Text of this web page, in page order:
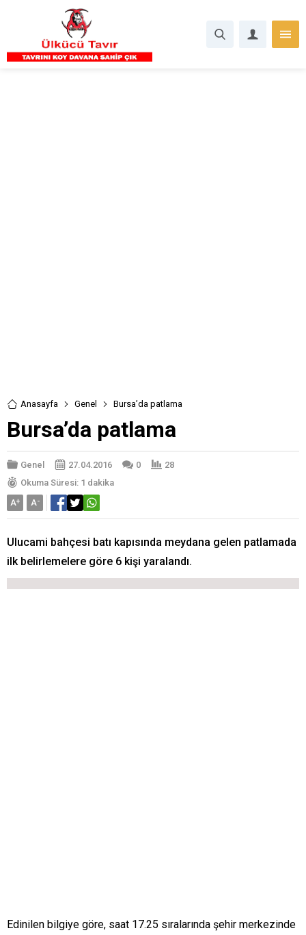
Anasayfa Genel Bursa’da patlama
Bursa’da patlama
Genel 27.04.2016 0
28
Okuma Süresi: 1 dakika
A+ A-
Ulucami bahçesi batı kapısında meydana gelen patlamada
ilk belirlemelere göre 6 kişi yaralandı.
Edinilen bilgiye göre, saat 17.25 sıralarında şehir merkezinde